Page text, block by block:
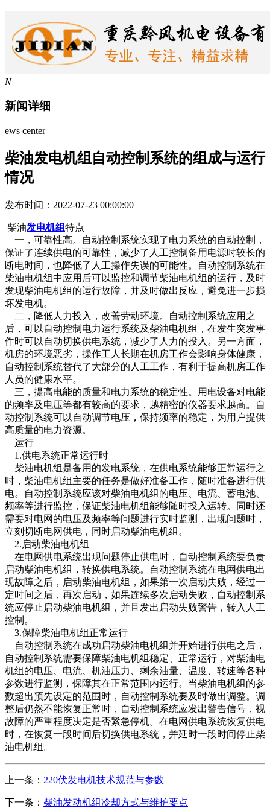
N
新闻详细
ews center
柴油发电机组自动控制系统的组成与运行
情况
发布时间：2022-07-23 00:00:00
柴油发电机组特点
一，可靠性高。自动控制系统实现了电力系统的自动控制，
保证了连续供电的可靠性，减少了人工控制备用电源时较长的
断电时间，也降低了人工操作失误的可能性。自动控制系统在
柴油电机组中应用后可以监控和调节柴油电机组的运行，及时
发现柴油电机组的运行故障，并及时做出反应，避免进一步损
坏发电机。
二，降低人力投入，改善劳动环境。自动控制系统应用之
后，可以自动控制电力运行系统及柴油电机组，在发生突发事
件时可以自动切换供电系统，减少了人力的投入。另一方面，
机房的环境恶劣，操作工人长期在机房工作会影响身体健康，
自动控制系统替代了大部分的人工工作，有利于提高机房工作
人员的健康水平。
三，提高电能的质量和电力系统的稳定性。用电设备对电能
的频率及电压等都有较高的要求，越精密的仪器要求越高。自
动控制系统可以自动调节电压，保持频率的稳定，为用户提供
高质量的电力资源。
运行
1.供电系统正常运行时
柴油电机组是备用的发电系统，在供电系统能够正常运行之
时，柴油电机组主要的任务是做好准备工作，随时准备进行供
电。自动控制系统应该对柴油电机组的电压、电流、蓄电池、
频率等进行监控，保证柴油电机组能够随时投入运转。同时还
需要对电网的电压及频率等问题进行实时监测，出现问题时，
立刻切断电网供电，同时启动柴油电机组。
2.启动柴油电机组
在电网供电系统出现问题停止供电时，自动控制系统要负责
启动柴油电机组，转换供电系统。自动控制系统在电网供电出
现故障之后，启动柴油电机组，如果第一次启动失败，经过一
定时间之后，再次启动，如果连续多次启动失败，自动控制系
统应停止启动柴油电机组，并且发出启动失败警告，转入人工
控制。
3.保障柴油电机组正常运行
自动控制系统在成功启动柴油电机组并开始进行供电之后，
自动控制系统需要保障柴油电机组稳定、正常运行，对柴油电
机组的电压、电流、机油压力、剩余油量、温度、转速等各种
参数进行监测，保障其在正常范围内运行。当柴油电机组的参
数超出预先设定的范围时，自动控制系统要及时做出调整。调
整后仍然不能恢复正常时，自动控制系统应发出警告信号，视
故障的严重程度决定是否紧急停机。在电网供电系统恢复供电
时，在恢复一段时间后切换供电系统，并延时一段时间停止柴
油电机组。
上一条： 220伏发电机技术规范与参数
下一条： 柴油发动机组冷却方式与维护要点